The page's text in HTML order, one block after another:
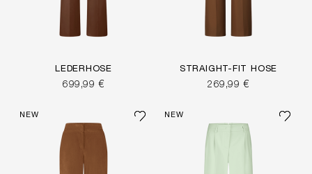
LEDERHOSE
699,99 €
STRAIGHT-FIT HOSE
269,99 €
NEW NEW